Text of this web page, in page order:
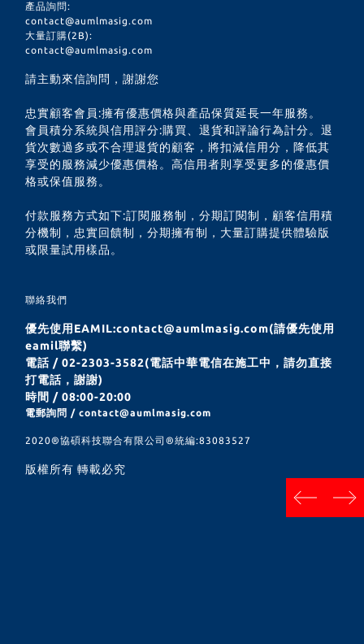
產品詢問:
contact@aumlmasig.com
大量訂購(2B):
contact@aumlmasig.com
請主動來信詢問，謝謝您
忠實顧客會員:擁有優惠價格與產品保質延長一年服務。
會員積分系統與信用評分:購買、退貨和評論行為計分。退
貨次數過多或不合理退貨的顧客，將扣減信用分，降低其
享受的服務減少優惠價格。高信用者則享受更多的優惠價
格或保值服務。
付款服務方式如下:訂閱服務制，分期訂閱制，顧客信用積
分機制，忠實回饋制，分期擁有制，大量訂購提供體驗版
或限量試用樣品。
聯絡我們
優先使用EAMIL:contact@aumlmasig.com(請優先使用
eamil聯繫)
電話 / 02-2303-3582(電話中華電信在施工中，請勿直接
打電話，謝謝)
時間 / 08:00-20:00
電郵詢問 / contact@aumlmasig.com
2020®︎協碩科技聯合有限公司®︎統編:83083527
版權所有 轉載必究
prev next